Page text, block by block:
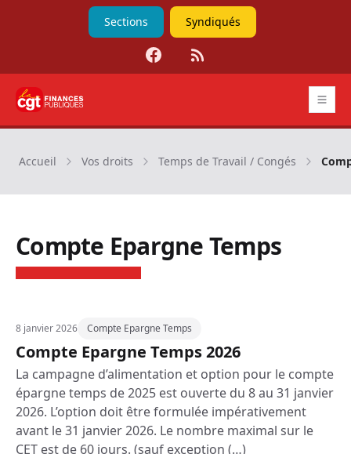
Sections Syndiqués
Facebook
RSS
CGT Finances publiques
Accueil Vos droits Temps de Travail / Congés
Compte Epargne Temps
8 janvier 2026 Compte Epargne Temps
Compte Epargne Temps 2026
La campagne d’alimentation et option pour le compte
épargne temps de 2025 est ouverte du 8 au 31 janvier
2026. L’option doit être formulée impérativement
avant le 31 janvier 2026. Le nombre maximal sur le
CET est de 60 jours. (sauf exception (…)